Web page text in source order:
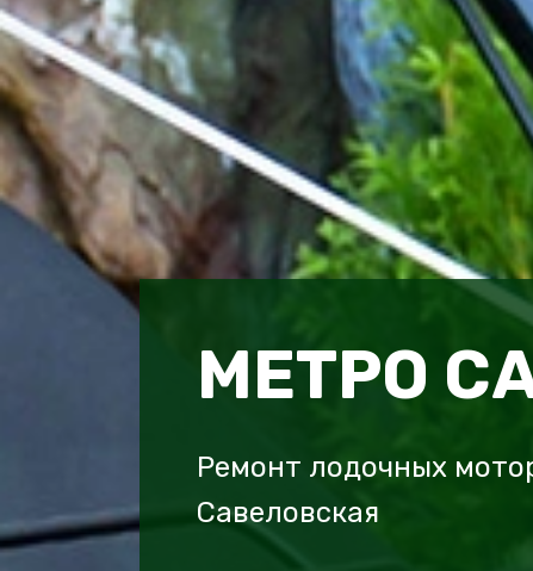
МЕТРО
Ремонт лодочных
Савеловская